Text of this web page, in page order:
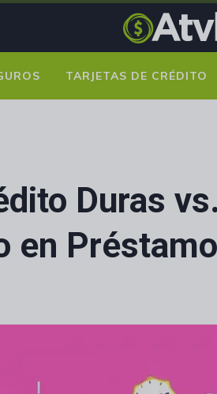
TARJETAS DE CRÉDITO
Duras vs.
en